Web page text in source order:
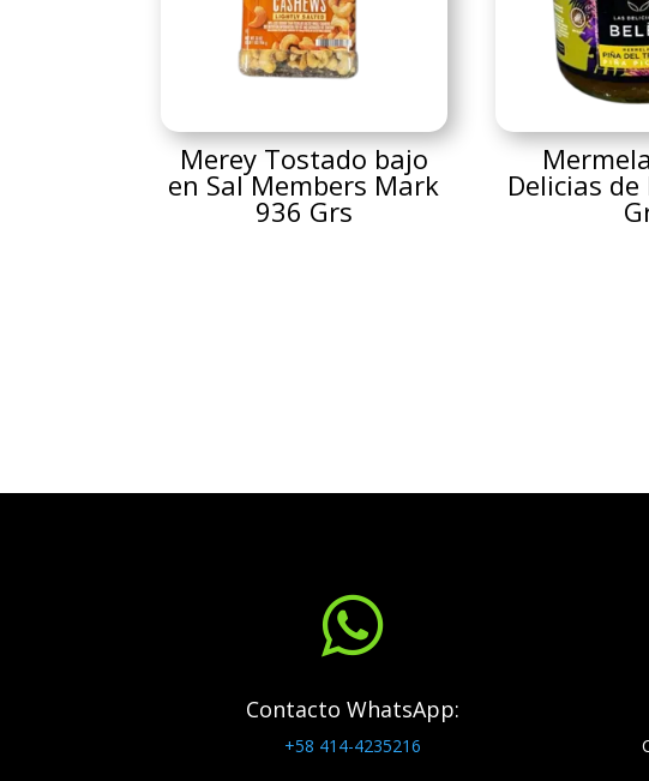
Merey Tostado bajo
en Sal Members Mark
936 Grs
Delicias

Contacto WhatsApp:
+58 414-4235216